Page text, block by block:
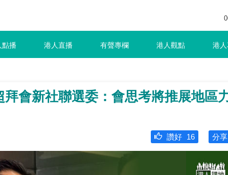
點播 港人直播 有聲專欄 港人觀點 港
拜會新社聯選委：會思考將推展地區
分享
讚好 16